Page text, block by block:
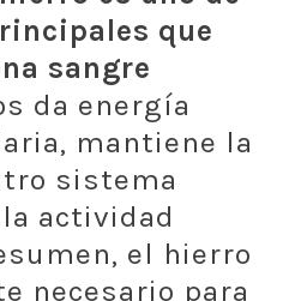
que
sangre
da energía
mantiene la
sistema
actividad
el hierro
necesario para